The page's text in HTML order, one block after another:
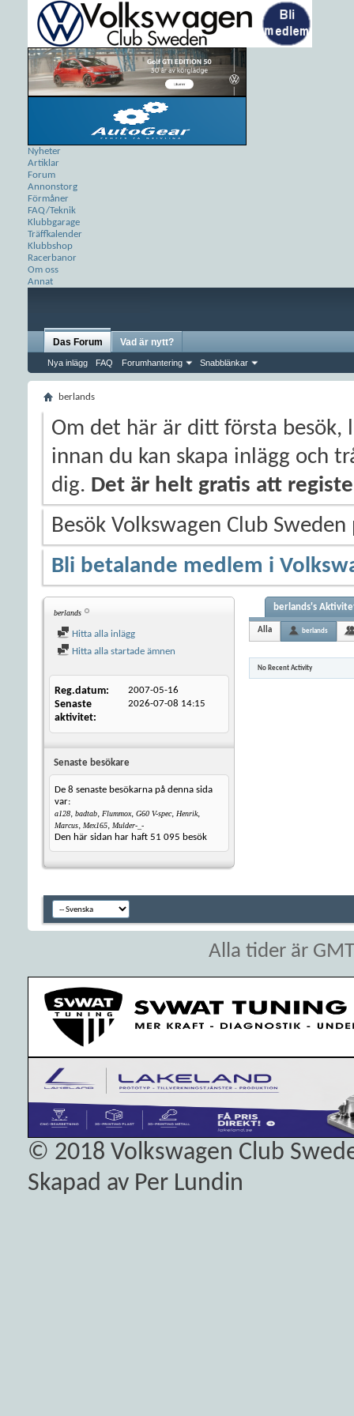
Nyheter
Artiklar
Forum
Annonstorg
Förmåner
FAQ/Teknik
Klubbgarage
Träffkalender
Klubbshop
Racerbanor
Om oss
Annat
Das Forum
Nya inlägg FAQ Forumhantering Snabblänkar
Vad är nytt?
berlands
Om det här är ditt första besök,
innan du kan skapa inlägg och
dig. Det är helt gratis att
Besök Volkswagen Club
Bli betalande medlem i
berlands
Hitta alla inlägg
Hitta alla startade ämnen
Reg.datum 2007-05-16
Senaste
aktivitet
2026-07-08 14:15
Senaste besökare
De 8 senaste besökarna på denna sida
var:
a128, badtab, Flummox, G60 V-spec, Henrik,
Marcus, Mex165, Mulder-_-
Den här sidan har haft 51 095 besök
berlands's
Alla berlands
No Recent Activity
Alla tider är
© 2018 Volkswagen Club
Skapad av Per Lundin